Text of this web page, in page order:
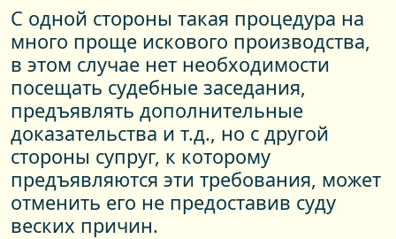
С одной стороны такая процедура на
много проще искового производства,
в этом случае нет необходимости
посещать судебные заседания,
предъявлять дополнительные
доказательства и т.д., но с другой
стороны супруг, к которому
предъявляются эти требования, может
отменить его не предоставив суду
веских причин.